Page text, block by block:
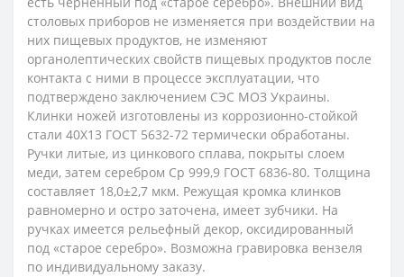
столовых приборов не изменяется при воздействии на
них пищевых продуктов, не изменяют
органолептических свойств пищевых продуктов после
контакта с ними в процессе эксплуатации, что
подтверждено заключением СЭС МОЗ Украины.
Клинки ножей изготовлены из коррозионно-стойкой
стали 40Х13 ГОСТ 5632-72 термически обработаны.
Ручки литые, из цинкового сплава, покрыты слоем
меди, затем серебром Ср 999,9 ГОСТ 6836-80. Толщина
составляет 18,0±2,7 мкм. Режущая кромка клинков
равномерно и остро заточена, имеет зубчики. На
ручках имеется рельефный декор, оксидированный
под «старое серебро». Возможна гравировка вензеля
по индивидуальному заказу.